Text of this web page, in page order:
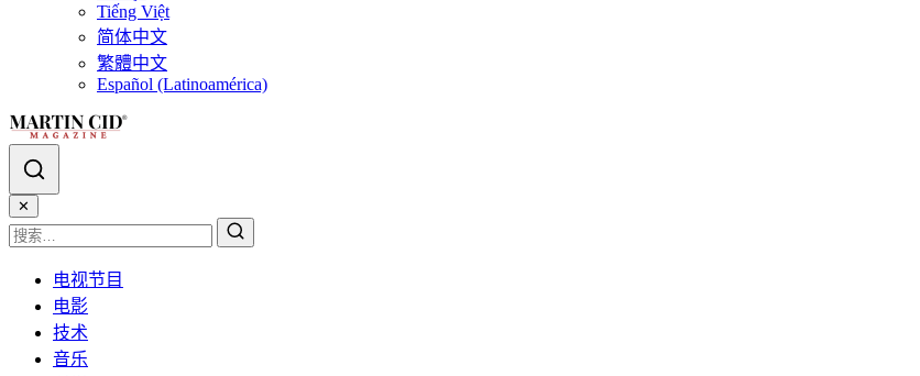
Tiếng Việt
简体中文
繁體中文
Español (Latinoamérica)
✕
电视节目
电影
技术
音乐